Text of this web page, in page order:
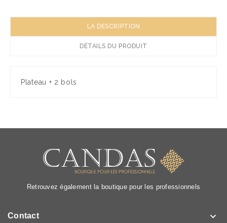
LA DESCRIPTION
DÉTAILS DU PRODUIT
Plateau + 2 bols
Retrouvez également la boutique pour les professionnels
Contact 